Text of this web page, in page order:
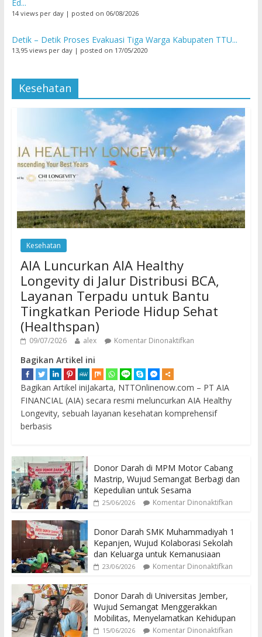
Ed...
14 views per day| posted on 06/08/2026
Detik – Detik Proses Evakuasi Tiga Warga Kabupaten TTU...
13,95 views per day| posted on 17/05/2020
Kesehatan
Kesehatan
AIA Luncurkan AIA Healthy
Longevity di Jalur Distribusi BCA,
Layanan Terpadu untuk Bantu
Tingkatkan Periode Hidup Sehat
(Healthspan)
09/07/2026 alex Komentar Dinonaktifkan
Bagikan Artikel ini
Bagikan Artikel iniJakarta, NTTOnlinenow.com – PT AIA
FINANCIAL (AIA) secara resmi meluncurkan AIA Healthy
Longevity, sebuah layanan kesehatan komprehensif
berbasis
Donor Darah di MPM Motor Cabang
Mastrip, Wujud Semangat Berbagi dan
Kepedulian untuk Sesama
25/06/2026 Komentar Dinonaktifkan
Donor Darah SMK Muhammadiyah 1
Kepanjen, Wujud Kolaborasi Sekolah
dan Keluarga untuk Kemanusiaan
23/06/2026 Komentar Dinonaktifkan
Donor Darah di Universitas Jember,
Wujud Semangat Menggerakkan
Mobilitas, Menyelamatkan Kehidupan
15/06/2026 Komentar Dinonaktifkan